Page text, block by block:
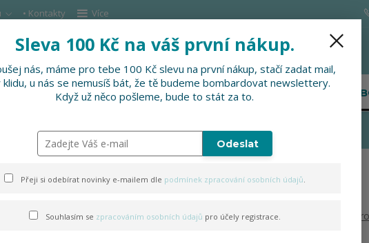
• Kontakty Více
Hledat
DOPLŇKY SLEVNĚNO PRO FIRMY, FESTIVALY,
sportovní lahev s logem
s logem
Ohodnotit
Sleva 100 Kč na váš první nákup.
nás, máme pro tebe 100 Kč slevu na první nákup, stačí zadat mail,
klidu, u nás se nemusíš bát, že tě budeme bombardovat newslettery.
Když už něco pošleme, bude to stát za to.
Odeslat
Přeji si odebírat novinky e-mailem dle podmínek zpracování osobních údajů.
Souhlasím se zpracováním osobních údajů pro účely registrace.